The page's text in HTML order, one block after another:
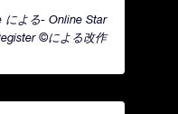
による- Online Star
©による改作